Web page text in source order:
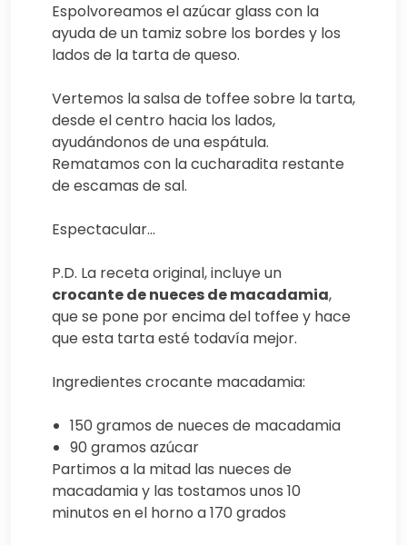
Espolvoreamos el azúcar glass con la
ayuda de un tamiz sobre los bordes y los
lados de la tarta de queso.
Vertemos la salsa de toffee sobre la tarta,
desde el centro hacia los lados,
ayudándonos de una espátula.
Rematamos con la cucharadita restante
de escamas de sal.
Espectacular…
P.D. La receta original, incluye un
crocante de nueces de macadamia,
que se pone por encima del toffee y hace
que esta tarta esté todavía mejor.
Ingredientes crocante macadamia:
150 gramos de nueces de macadamia
90 gramos azúcar
Partimos a la mitad las nueces de
macadamia y las tostamos unos 10
minutos en el horno a 170 grados